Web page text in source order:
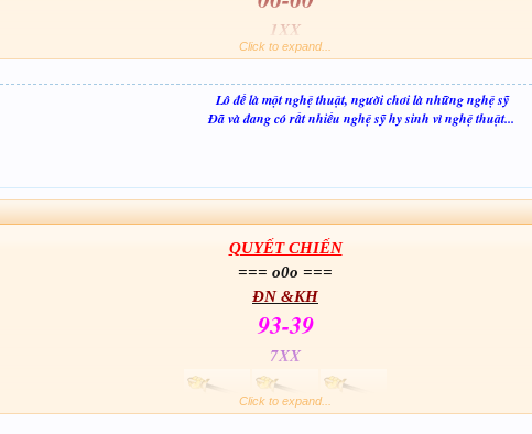
1XX
NHẬN LÔ06
Click to expand...
Lô đề là một nghệ thuật, người chơi là những nghệ sỹ
Đã và đang có rất nhiều nghệ sỹ hy sinh vì nghệ thuật...
QUYẾT CHIẾN
=== o0o ===
ĐN &KH
93-39
7XX
Click to expand...